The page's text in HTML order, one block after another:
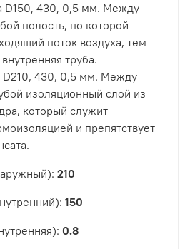
D150, 430, 0,5 мм. Между
полость, по которой
поток воздуха, тем
труба.
D210, 430, 0,5 мм. Между
изоляционный слой из
который служит
и препятствует
210
150
0.8